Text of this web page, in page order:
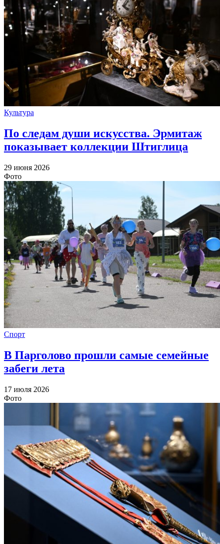
Культура
По следам души искусства. Эрмитаж
показывает коллекции Штиглица
29 июня 2026
Фото
Спорт
В Парголово прошли самые семейные
забеги лета
17 июля 2026
Фото